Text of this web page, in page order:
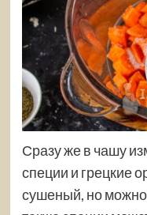
Сразу же в чашу
специи и грецкие
сушеный, но можно